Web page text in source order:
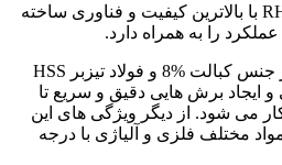
لبه های گردبر بایمتال RH-5226 با بالاترین کیفیت و فناوری ساخته
را به همراه دارد.
بدنه این قطعه ساخته شده از جنس کبالت %8 و فولاد تیزبر HSS
ایجاد برش هایی دقیق و سریع تا
کار می شود. از دیگر ویژگی های این
مختلف فلزی و آلیاژی با درجه